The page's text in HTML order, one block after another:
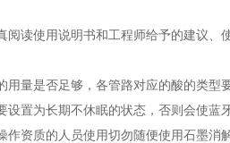
读使用说明书和工程师给予的建议
量是否足够，各管路对应的酸的类型
置为长期不休眠的状态，否则会使蓝
资质的人员使用切勿随便使用石墨消